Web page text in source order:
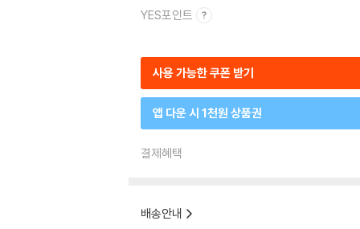
YES포인트
사용 가능한 쿠폰 받기
앱 다운 시 1천원 상품권
결제혜택
배송안내